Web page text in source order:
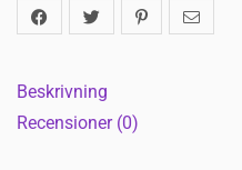
Beskrivning
Recensioner (0)